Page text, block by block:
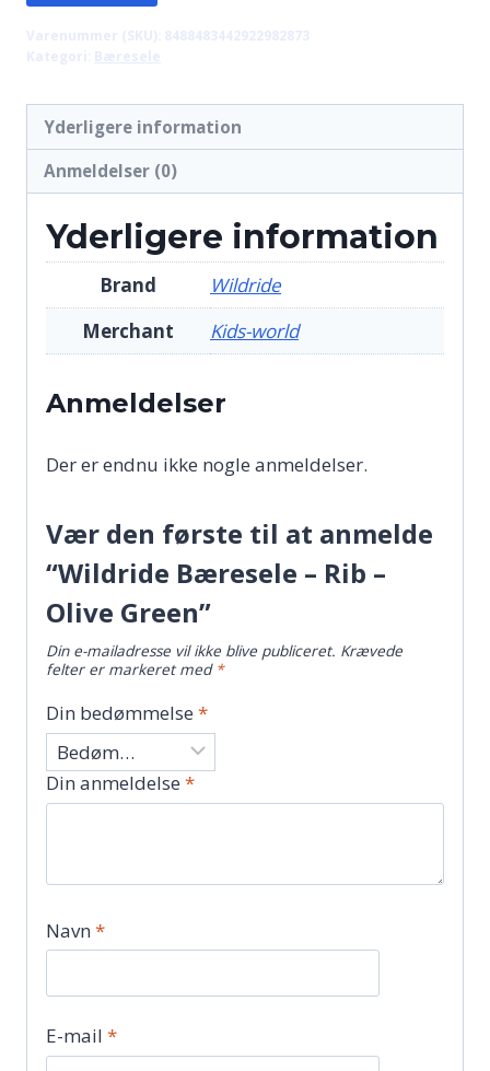
Varenummer (SKU): 8488483442922982873
Kategori: Bæresele
Yderligere information
Anmeldelser (0)
Yderligere information
Brand
Wildride
Merchant
Kids-world
Anmeldelser
Der er endnu ikke nogle anmeldelser.
Vær den første til at anmelde
“Wildride Bæresele – Rib –
Olive Green”
Din e-mailadresse vil ikke blive publiceret. Krævede
felter er markeret med *
Din bedømmelse *
Din anmeldelse *
Navn *
E-mail *